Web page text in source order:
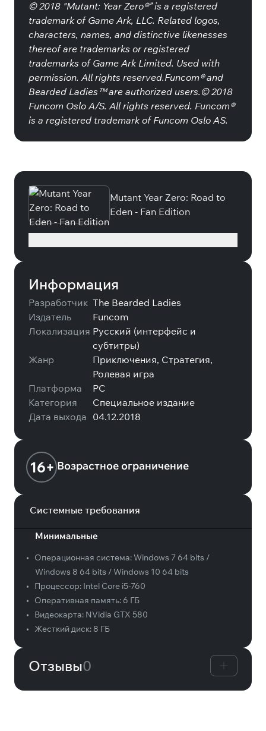
© 2018 "Mutant: Year Zero®” is a registered
trademark of Game Ark, LLC. Related logos,
characters, names, and distinctive likenesses
thereof are trademarks or registered
trademarks of Game Ark Limited. Used with
permission. All rights reserved.Funcom® and
Bearded Ladies™ are authorized users.© 2018
Funcom Oslo A/S. All rights reserved. Funcom®
is a registered trademark of Funcom Oslo AS.
Mutant Year Zero: Road to
Eden - Fan Edition
Информация
Разработчик The Bearded Ladies
Издатель
Funcom
Локализация Русский (интерфейс и
субтитры)
Жанр
Приключения, Стратегия,
Ролевая игра
Платформа
PC
Категория
Специальное издание
Дата выхода 04.12.2018
16+ Возрастное ограничение
Системные требования
Минимальные
• Операционная система:Windows 7 64 bits /
Windows 8 64 bits / Windows 10 64 bits
•
Процессор: Intel Core i5-760
•
Оперативная память: 6 ГБ
•
Видеокарта: NVidia GTX 580
•
Жесткий диск: 8 ГБ
Отзывы0